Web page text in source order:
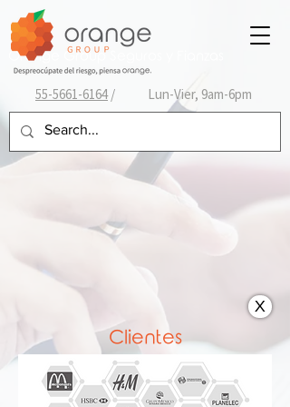
Orange Group Seguros y Fianzas
55-5661-6164/ Lun-Vier, 9am-6pm
X
Clientes